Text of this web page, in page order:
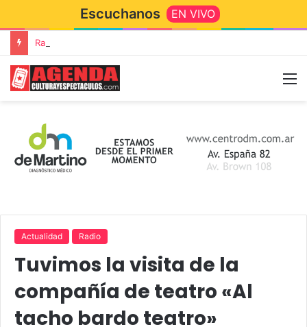
Escuchanos EN VIVO
Actualidad Radio
Tuvimos la visita de la
compañía de teatro «Al
tacho bardo teatro»